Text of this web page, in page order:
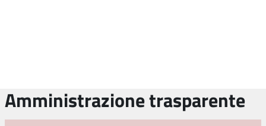
Amministrazione trasparente